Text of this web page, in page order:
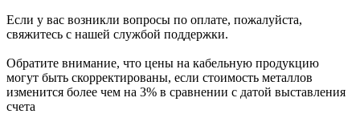
Если у вас возникли вопросы по оплате, пожалуйста,
свяжитесь с нашей службой поддержки.
Обратите внимание, что цены на кабельную продукцию
могут быть скорректированы, если стоимость металлов
изменится более чем на 3% в сравнении с датой выставления
счета